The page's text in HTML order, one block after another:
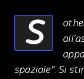
S
spaziale". Si